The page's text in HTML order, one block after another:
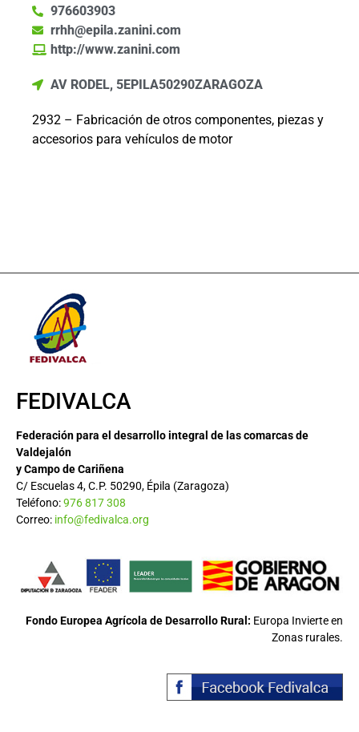
976603903
rrhh@epila.zanini.com
http://www.zanini.com
AV RODEL, 5EPILA50290ZARAGOZA
2932 – Fabricación de otros componentes, piezas y
accesorios para vehículos de motor
FEDIVALCA
Federación para el desarrollo integral de las comarcas de
Valdejalón
y Campo de Cariñena
C/ Escuelas 4, C.P. 50290, Épila (Zaragoza)
Teléfono:976 817 308
Correo: info@fedivalca.org
Fondo Europea Agrícola de Desarrollo Rural: Europa Invierte en
Zonas rurales.